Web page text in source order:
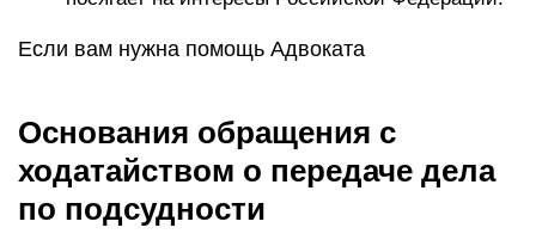
Если вам нужна помощь Адвоката
Основания обращения с
ходатайством о передаче дела
по подсудности